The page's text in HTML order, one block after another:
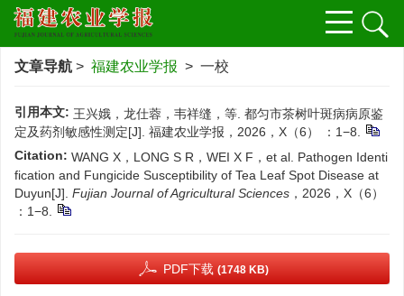
文章导航 > 福建农业学报 > 一校
引用本文: 王兴娥，龙仕蓉，韦祥缝，等. 都匀市茶树叶斑病病原鉴
定及药剂敏感性测定[J]. 福建农业学报，2026，X（6） ：1−8.
Citation: WANG X，LONG S R，WEI X F，et al. Pathogen Identi
fication and Fungicide Susceptibility of Tea Leaf Spot Disease at
Duyun[J]. Fujian Journal of Agricultural Sciences ，2026，X（6）
：1−8.
PDF下载 (1748 KB)